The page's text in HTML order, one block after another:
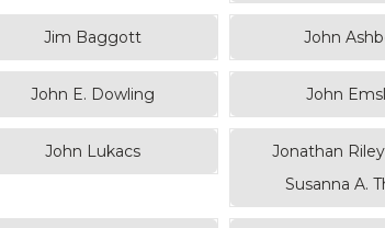
Jim Baggott John
John E. Dowling John
John Lukacs
Jonathan
Susanna A.